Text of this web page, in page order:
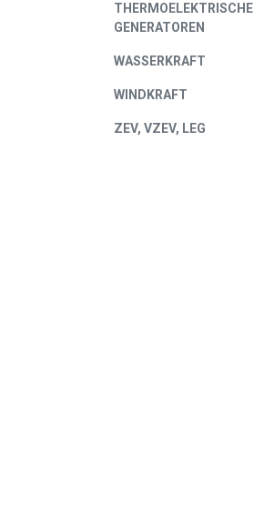
THERMOELEKTRISCHE
GENERATOREN
WASSERKRAFT
WINDKRAFT
ZEV, VZEV, LEG